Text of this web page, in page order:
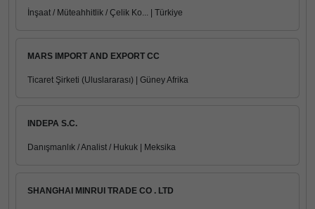
İnşaat / Müteahhitlik / Çelik Ko... | Türkiye
MARS IMPORT AND EXPORT CC
Ticaret Şirketi (Uluslararası) | Güney Afrika
INDEPA S.C.
Danışmanlık / Analist / Hukuk | Meksika
SHANGHAI MINRUI TRADE CO . LTD